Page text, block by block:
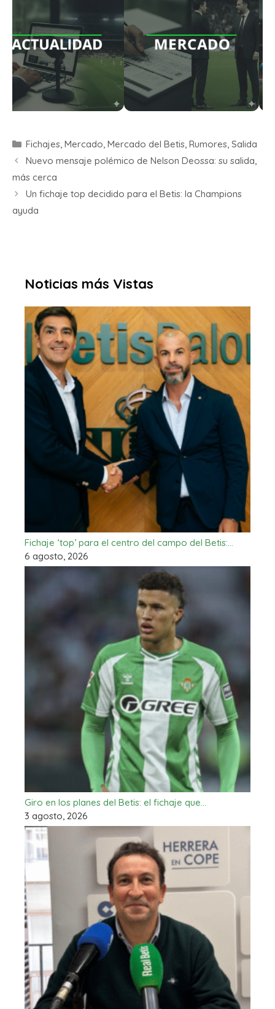
Fichajes, Mercado, Mercado del Betis, Rumores, Salida
Nuevo mensaje polémico de Nelson Deossa: su salida,
más cerca
Un fichaje top decidido para el Betis: la Champions
ayuda
Noticias más Vistas
Fichaje ‘top’ para el centro del campo del Betis:…
6 agosto, 2026
Giro en los planes del Betis: el fichaje que…
3 agosto, 2026